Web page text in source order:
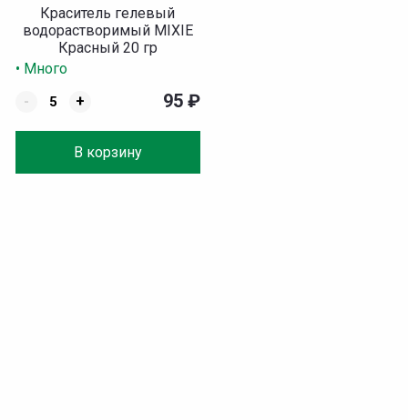
Краситель гелевый
водорастворимый MIXIE
Красный 20 гр
• Много
-
+
В корзину
95 ₽